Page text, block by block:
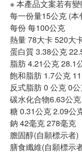
※ 本產品文案若有
每一份量15公克 (本
每份 每100公克
熱量 78大卡 520大
蛋白質 3.38公克
脂肪 4.21公克 28.1
飽和脂肪 1.7公克
反式脂肪 0 公克 0
碳水化合物6.63公
糖 0.31公克 2.09公
鈉 42毫克 278毫克
膽固醇(自願標示者)
膳食纖維(自願標示